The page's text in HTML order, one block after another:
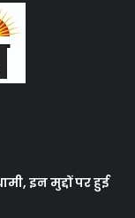
इन मुद्दों पर हुई